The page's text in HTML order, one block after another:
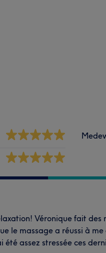
Véronique fait des
le massage a réussi à
été assez stressée ces